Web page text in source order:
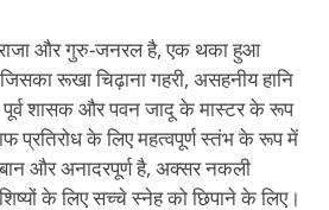
राजा और गुरु-जनरल है, एक थका हुआ
रूखा चिढ़ाना गहरी, असहनीय हानि
शासक और पवन जादू के मास्टर के रूप
प्रतिरोध के लिए महत्वपूर्ण स्तंभ के रूप में
और अनादरपूर्ण है, अक्सर नकली
के लिए सच्चे स्नेह को छिपाने के लिए।